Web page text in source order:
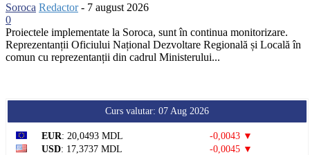
Soroca Redactor - 7 august 2026
0
Proiectele implementate la Soroca, sunt în continua monitorizare.
Reprezentanții Oficiului Național Dezvoltare Regională și Locală în
comun cu reprezentanții din cadrul Ministerului...
Curs valutar: 07 Aug 2026
EUR: 20,0493 MDL
-0,0043 ▼
USD: 17,3737 MDL
-0,0045 ▼